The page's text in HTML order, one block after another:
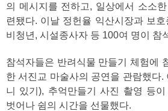
의 메시지를 전하고, 일상에서 소소
련됐다. 이날 정헌율 익산시장과 보
비청년, 시설종사자 등 100여 명이 참
참석자들은 반려식물 만들기 체험에
한 서진교 마술사의 공연을 관람했다.
니 있기), 추억만들기 사진 촬영 등이
벗어나 쉼의 시간을 선물했다.